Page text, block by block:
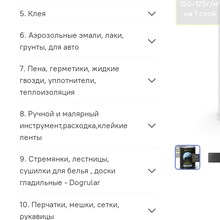
5. Клея
6. Аэрозольные эмали, лаки,
грунты, для авто
7. Пена, герметики, жидкие
гвозди, уплотнители,
теплоизоляция
8. Ручной и малярный
инструмент,расходка,клейкие
ленты
9. Стремянки, лестницы,
сушилки для белья , доски
гладильные - Dogrular
10. Перчатки, мешки, сетки,
рукавицы